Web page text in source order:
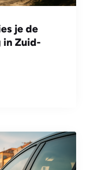
je de
in Zuid-